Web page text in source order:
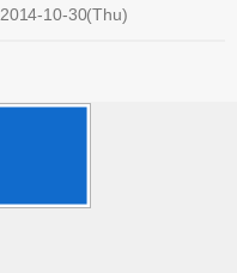
2014-10-30(Thu)